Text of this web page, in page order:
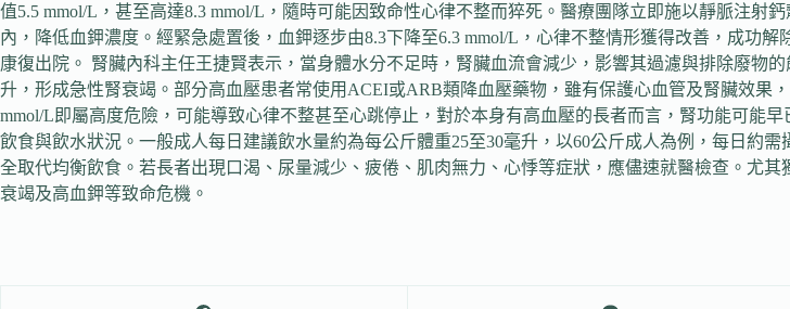
值5.5 mmol/L，甚至高達8.3 mmol/L，隨時可能因致命性心律不整而猝死。醫療團隊立即施以靜脈注
內，降低血鉀濃度。經緊急處置後，血鉀逐步由8.3下降至6.3 mmol/L，心律不整情形獲得改善，成功
康復出院。 腎臟內科主任王捷賢表示，當身體水分不足時，腎臟血流會減少，影響其過濾與排除廢物
升，形成急性腎衰竭。部分高血壓患者常使用ACEI或ARB類降血壓藥物，雖有保護心血管及腎臟效果
mmol/L即屬高度危險，可能導致心律不整甚至心跳停止，對於本身有高血壓的長者而言，腎功能可能
飲食與飲水狀況。一般成人每日建議飲水量約為每公斤體重25至30毫升，以60公斤成人為例，每日約
全取代均衡飲食。若長者出現口渴、尿量減少、疲倦、肌肉無力、心悸等症狀，應儘速就醫檢查。尤
衰竭及高血鉀等致命危機。